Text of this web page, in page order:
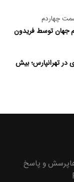
چهاردم
جهان توسط فریدون
در تهرانپارس؛ بیش
پرسش و پاسخ